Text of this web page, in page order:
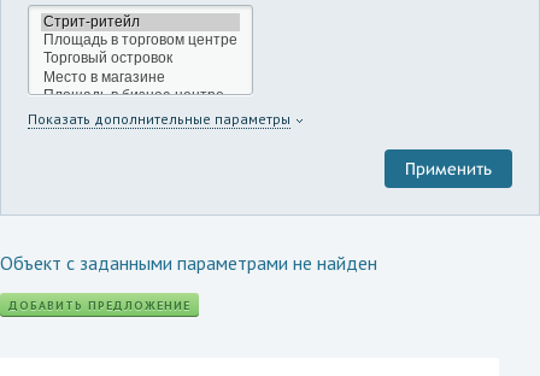
Показать дополнительные параметры
Объект с заданными параметрами не найден
ДОБАВИТЬ ПРЕДЛОЖЕНИЕ